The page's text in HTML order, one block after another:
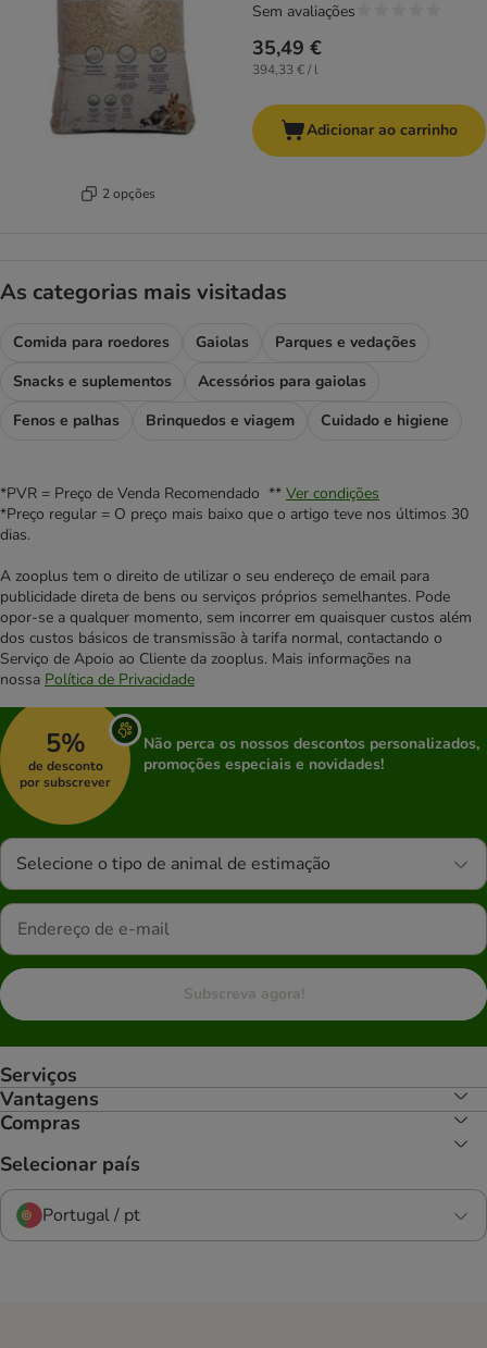
2 opções
35,49 €
394,33 € / l
Sem avaliações
Adicionar ao carrinho
As categorias mais visitadas
Comida para roedores Gaiolas
Parques e vedações
Snacks e suplementos
Acessórios para gaiolas
Fenos e palhas
Brinquedos e viagem Cuidado e higiene
*PVR = Preço de Venda Recomendado ** Ver condições
*Preço regular = O preço mais baixo que o artigo teve nos últimos 30
dias.
A zooplus tem o direito de utilizar o seu endereço de email para
publicidade direta de bens ou serviços próprios semelhantes. Pode
opor-se a qualquer momento, sem incorrer em quaisquer custos além
dos custos básicos de transmissão à tarifa normal, contactando o
Serviço de Apoio ao Cliente da zooplus. Mais informações na
nossa Política de Privacidade
5%
de desconto
por subscrever
Não perca os nossos descontos personalizados,
promoções especiais e novidades!
Selecione o tipo de animal de estimação
Subscreva agora!
Serviços
Vantagens
Compras
Selecionar país
Portugal / pt